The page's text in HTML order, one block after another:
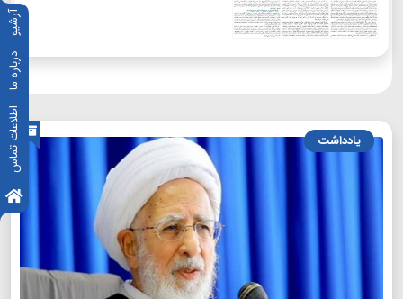
آرشیو
درباره ما
اطلاعات تماس یادداشت